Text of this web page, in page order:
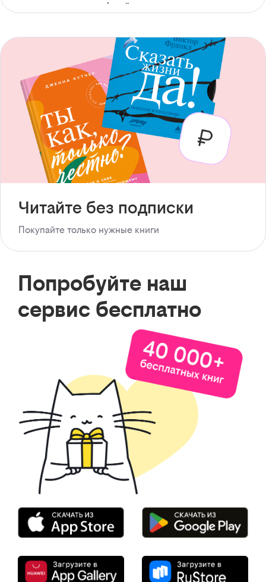
с доступом офлайн
Читайте без подписки
Покупайте только нужные книги
Попробуйте наш
сервис бесплатно